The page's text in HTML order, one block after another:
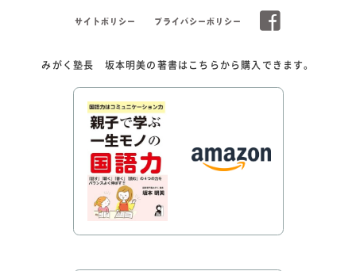
サイトポリシー プライバシーポリシー
みがく塾長 坂本明美の著書はこちらから購入できます。